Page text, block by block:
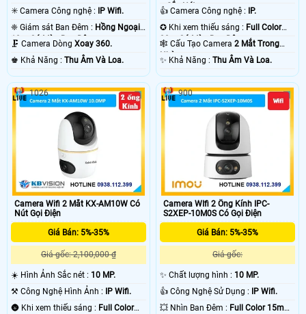
.
✳️ Camera Công nghệ :
IP Wifi.
❈ Giám sát Ban Đêm : Hồng Ngoại
10m Có Màu Ban Ðêm.
🗜️ Camera Dòng Xoay 360.
️♚ Khả Năng : Thu Âm Và Loa.
+ Sắc Nét .
👍 Camera Công nghệ :
IP.
✪ Khi xem thiếu sáng : Full Color
30m Có Màu Ban Ðêm.
🕸️ Cấu Tạo Camera2 Mắt Trong
Nhà.
️✨ Khả Năng :Thu Âm Và Loa.
Camera Wifi 2 Mắt KX-AM10W Có
Nút Gọi Điện
Giá Bán: 5%-35%
Giá gốc: 2,100,000 ₫
☀️ Hình Ảnh Sắc nét : 10 MP.
⚒ Công Nghệ Hình Ảnh :
IP Wifi.
🌚 Khi xem thiếu sáng : Full Color
1026
Camera WIfi 2 Ống Kính IPC-
S2XEP-10M0S Có Gọi Điện
Giá Bán: 5%-35%
Giá gốc:
✨ Chất lượng hình : 10 MP.
👍 Công Nghệ Sử Dụng :
IP Wifi.
💥 Nhìn Ban Đêm : Full Color 15m
900